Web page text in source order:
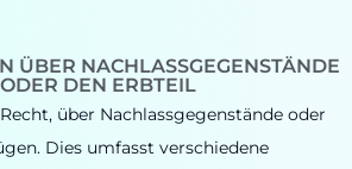
ÜBER NACHLASSGEGENSTÄNDE
ODER DEN ERBTEIL
über Nachlassgegenstände oder
Dies umfasst verschiedene